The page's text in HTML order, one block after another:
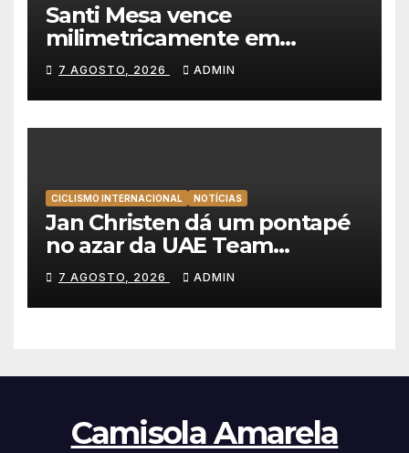
Santi Mesa vence
milimetricamente em
Albufeira, Rui Oliveira
mantém a amarela da Volta a
Portugal
7 AGOSTO, 2026 ADMIN
CICLISMO INTERNACIONAL NOTÍCIAS
Jan Christen dá um pontapé
no azar da UAE Team
Emirates e vence na Volta a
Polónia
7 AGOSTO, 2026 ADMIN
Camisola Amarela